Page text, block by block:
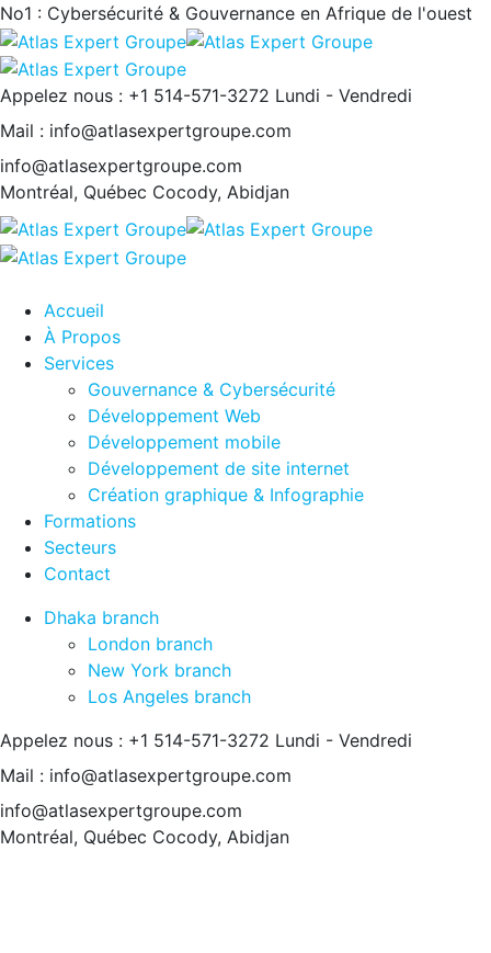
No1 : Cybersécurité & Gouvernance en Afrique de l'ouest
Appelez nous : +1 514-571-3272 Lundi - Vendredi
Mail : info@atlasexpertgroupe.com
info@atlasexpertgroupe.com
Montréal, Québec Cocody, Abidjan
Accueil
À Propos
Services
Gouvernance & Cybersécurité
Développement Web
Développement mobile
Développement de site internet
Création graphique & Infographie
Formations
Secteurs
Contact
Dhaka branch
London branch
New York branch
Los Angeles branch
Appelez nous : +1 514-571-3272 Lundi - Vendredi
Mail : info@atlasexpertgroupe.com
info@atlasexpertgroupe.com
Montréal, Québec Cocody, Abidjan